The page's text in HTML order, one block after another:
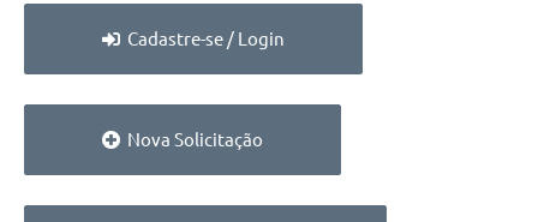
Arquivos para Download
Cadastre-se / Login
Nova Solicitação